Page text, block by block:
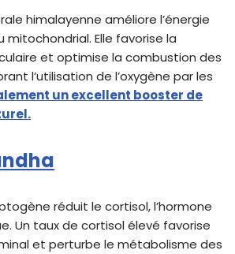
himalayenne améliore l’énergie
mitochondrial. Elle favorise la
et optimise la combustion des
l’utilisation de l’oxygène par les
un excellent booster de
réduit le cortisol, l’hormone
Un taux de cortisol élevé favorise
et perturbe le métabolisme des